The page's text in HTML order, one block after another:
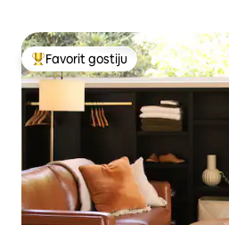
Glavni favorit gostiju
Favorit gostiju